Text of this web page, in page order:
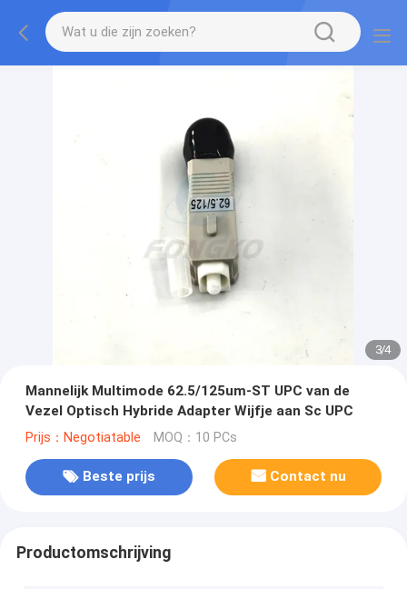
3/4
Mannelijk Multimode 62.5/125um-ST UPC van de
Vezel Optisch Hybride Adapter Wijfje aan Sc UPC
Prijs：Negotiatable MOQ：10 PCs
Beste prijs Contact nu
Productomschrijving